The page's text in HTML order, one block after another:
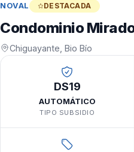
NOVAL DESTACADA
Condominio
Chiguayante, Bio Bío
DS19
AUTOMÁTICO
TIPO SUBSIDIO